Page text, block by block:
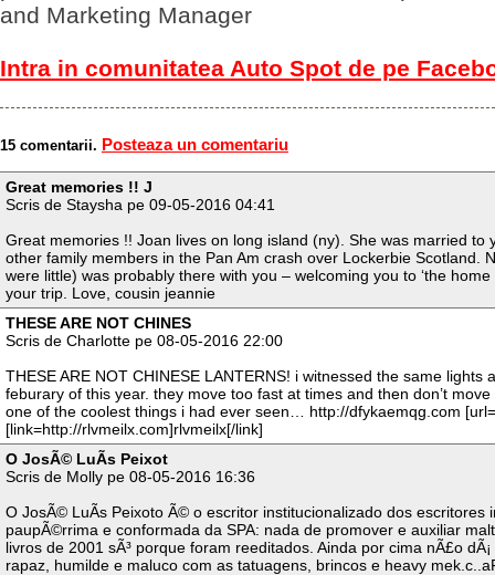
and Marketing Manager
Intra in comunitatea Auto Spot de pe
15 comentarii. Posteaza un comentariu
Great memories !! J
Scris de Staysha pe 09-05-2016 04:41
Great memories !! Joan lives on long island (ny). She was married to
other family members in the Pan Am crash over Lockerbie Scotland.
were little) was probably there with you – welcoming you to ‘the
your trip. Love, cousin jeannie
THESE ARE NOT CHINES
Scris de Charlotte pe 08-05-2016 22:00
THESE ARE NOT CHINESE LANTERNS! i witnessed the same
feburary of this year. they move too fast at times and then don’t
one of the coolest things i had ever seen… http://dfykaemqg.com
[link=http://rlvmeilx.com]rlvmeilx[/link]
O JosÃ© LuÃ­s Peixot
Scris de Molly pe 08-05-2016 16:36
O JosÃ© LuÃ­s Peixoto Ã© o escritor institucionalizado dos escritores
paupÃ©rrima e conformada da SPA: nada de promover e auxiliar
livros de 2001 sÃ³ porque foram reeditados. Ainda por cima nÃ£o
rapaz, humilde e maluco com as tatuagens, brincos e heavy